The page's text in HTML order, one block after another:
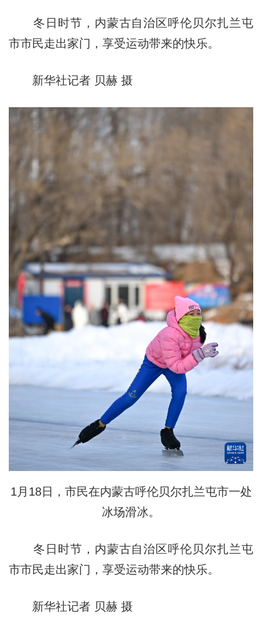
冬日时节，内蒙古自治区呼伦贝尔扎兰屯
市市民走出家门，享受运动带来的快乐。
新华社记者 贝赫 摄
1月18日，市民在内蒙古呼伦贝尔扎兰屯市一处
冰场滑冰。
冬日时节，内蒙古自治区呼伦贝尔扎兰屯
市市民走出家门，享受运动带来的快乐。
新华社记者 贝赫 摄